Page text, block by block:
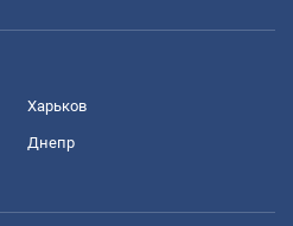
Харьков
Днепр